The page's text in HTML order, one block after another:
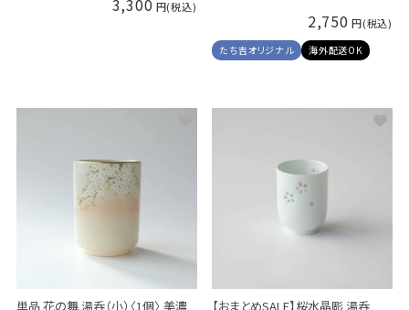
2,750
たち吉オリジナル 海外配送OK
単品 花の舞 湯呑（小）〈1個〉 美濃
【おまとめSALE】桜水晶彫 湯呑